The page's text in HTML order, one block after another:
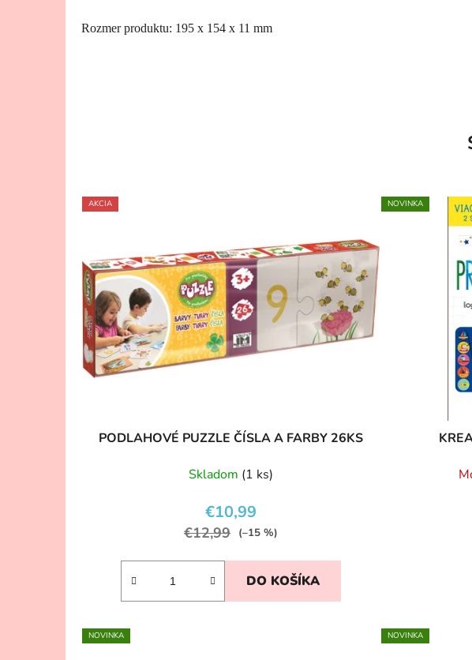
Rozmer produktu: 195 x 154 x 11 mm
AKCIA
PODLAHOVÉ PUZZLE ČÍSLA A FARBY 26KS
Skladom (1 ks)
€10,99
€12,99 (–15 %)
DO KOŠÍKA
NOVINKA
NOVINKA NOVINKA